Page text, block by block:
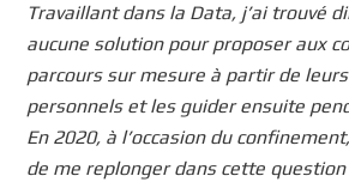
Travaillant dans la Data, j’ai trouvé
aucune solution pour proposer aux
parcours sur mesure à partir de
personnels et les guider ensuite
En 2020, à l’occasion du
de me replonger dans cette